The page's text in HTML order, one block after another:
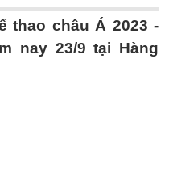
thao châu Á 2023 -
nay 23/9 tại Hàng